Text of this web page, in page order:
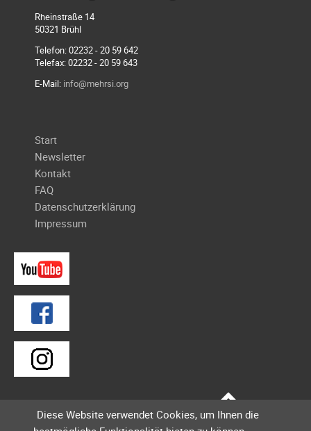
Rheinstraße 14
50321 Brühl
Telefon: 02232 - 20 59 642
Telefax: 02232 - 20 59 643
E-Mail: info@mehrsi.org
Navigation
überspringen
Start
Newsletter
Kontakt
FAQ
Datenschutzerklärung
Impressum
Diese Website verwendet Cookies, um Ihnen die